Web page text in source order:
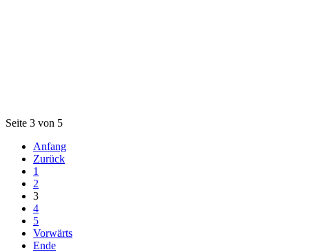
Seite 3 von 5
Anfang
Zurück
1
2
3
4
5
Vorwärts
Ende